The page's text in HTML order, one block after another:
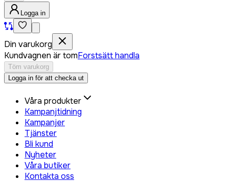
Logga in
Din varukorg
Kundvagnen är tomForstsätt handla
Töm varukorg
Logga in för att checka ut
Våra produkter
Kampanjtidning
Kampanjer
Tjänster
Bli kund
Nyheter
Våra butiker
Kontakta oss